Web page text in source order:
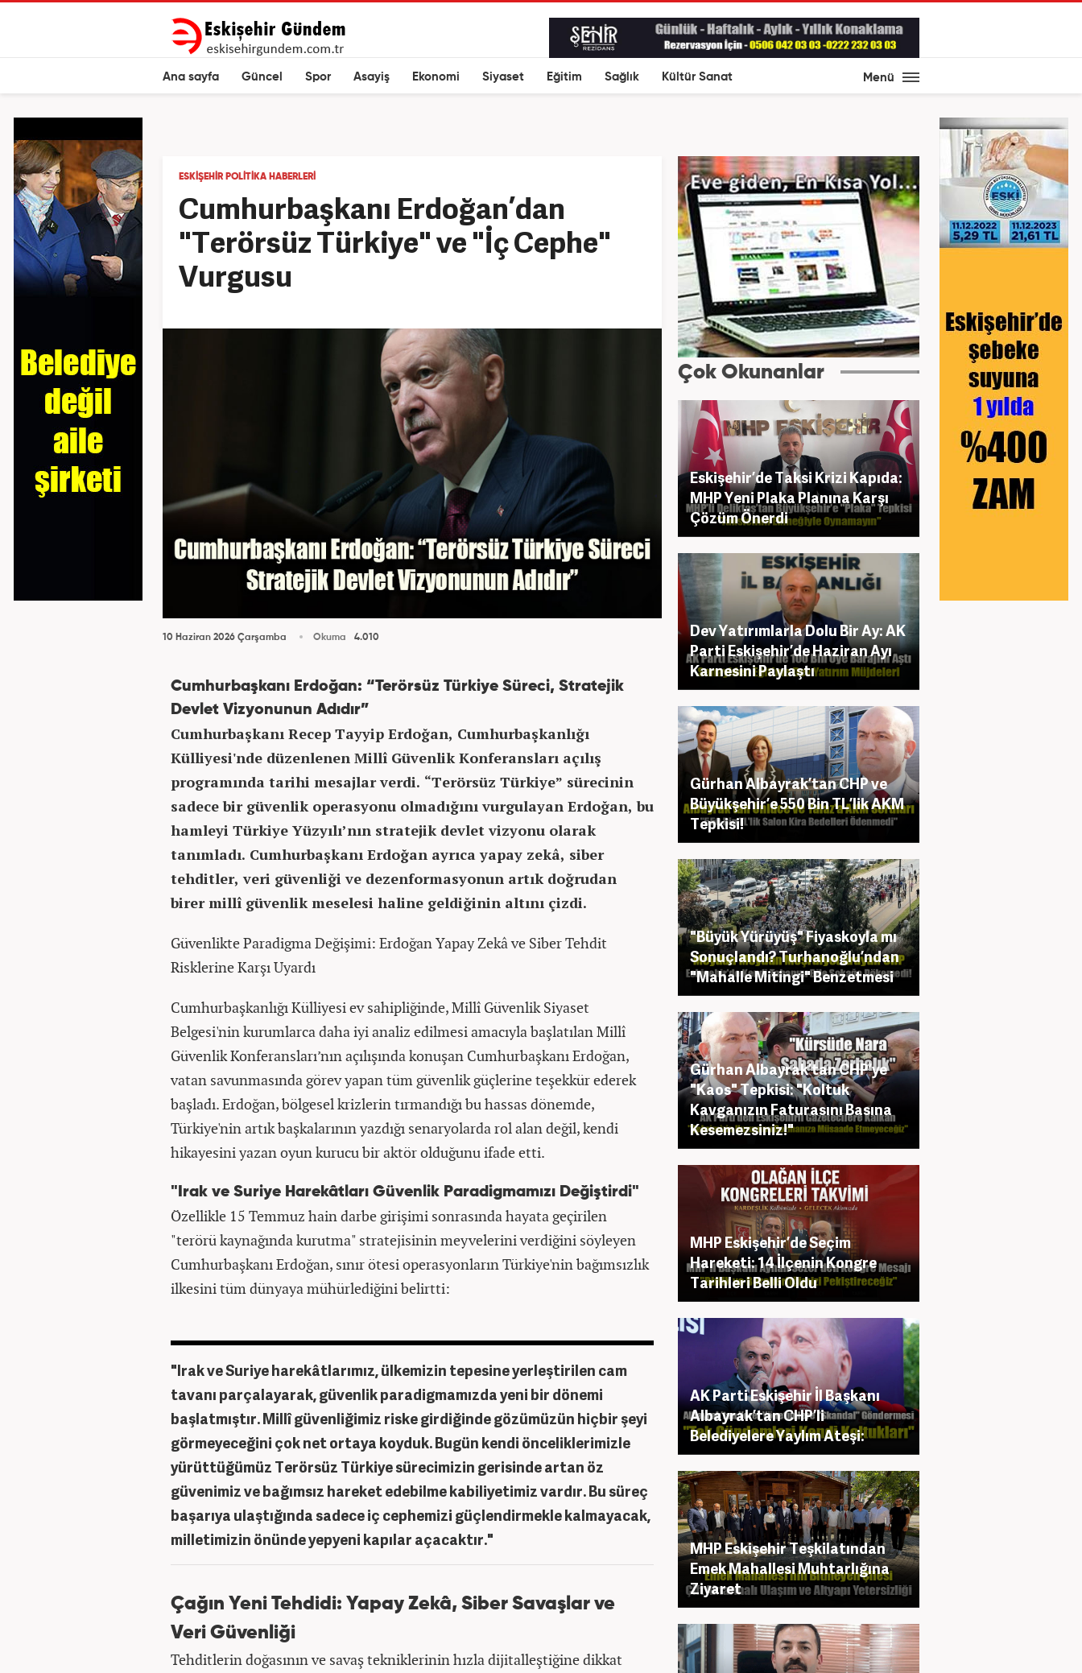
Ana sayfa Güncel Spor Asayiş Ekonomi Siyaset Eğitim Sağlık Kültür Sanat Menü
ESKIŞEHIR POLITIKA HABERLERI
Cumhurbaşkanı Erdoğan’dan
"Terörsüz Türkiye" ve "İç Cephe"
Vurgusu
10 Haziran 2026 Çarşamba Okuma 4.010
Cumhurbaşkanı Erdoğan: “Terörsüz Türkiye Süreci, Stratejik
Devlet Vizyonunun Adıdır”
Cumhurbaşkanı Recep Tayyip Erdoğan, Cumhurbaşkanlığı
Külliyesi'nde düzenlenen Millî Güvenlik Konferansları açılış
programında tarihi mesajlar verdi. “Terörsüz Türkiye” sürecinin
sadece bir güvenlik operasyonu olmadığını vurgulayan Erdoğan, bu
hamleyi Türkiye Yüzyılı’nın stratejik devlet vizyonu olarak
tanımladı. Cumhurbaşkanı Erdoğan ayrıca yapay zekâ, siber
tehditler, veri güvenliği ve dezenformasyonun artık doğrudan
birer millî güvenlik meselesi haline geldiğinin altını çizdi.
Güvenlikte Paradigma Değişimi: Erdoğan Yapay Zekâ ve Siber Tehdit
Risklerine Karşı Uyardı
Cumhurbaşkanlığı Külliyesi ev sahipliğinde, Millî Güvenlik Siyaset
Belgesi'nin kurumlarca daha iyi analiz edilmesi amacıyla başlatılan Millî
Güvenlik Konferansları’nın açılışında konuşan Cumhurbaşkanı Erdoğan,
vatan savunmasında görev yapan tüm güvenlik güçlerine teşekkür ederek
başladı. Erdoğan, bölgesel krizlerin tırmandığı bu hassas dönemde,
Türkiye'nin artık başkalarının yazdığı senaryolarda rol alan değil, kendi
hikayesini yazan oyun kurucu bir aktör olduğunu ifade etti.
"Irak ve Suriye Harekâtları Güvenlik Paradigmamızı Değiştirdi"
Özellikle 15 Temmuz hain darbe girişimi sonrasında hayata geçirilen
"terörü kaynağında kurutma" stratejisinin meyvelerini verdiğini söyleyen
Cumhurbaşkanı Erdoğan, sınır ötesi operasyonların Türkiye'nin bağımsızlık
ilkesini tüm dünyaya mühürlediğini belirtti:
"Irak ve Suriye harekâtlarımız, ülkemizin tepesine yerleştirilen cam
tavanı parçalayarak, güvenlik paradigmamızda yeni bir dönemi
başlatmıştır. Millî güvenliğimiz riske girdiğinde gözümüzün hiçbir şeyi
görmeyeceğini çok net ortaya koyduk. Bugün kendi önceliklerimizle
yürüttüğümüz Terörsüz Türkiye sürecimizin gerisinde artan öz
güvenimiz ve bağımsız hareket edebilme kabiliyetimiz vardır. Bu süreç
başarıya ulaştığında sadece iç cephemizi güçlendirmekle kalmayacak,
milletimizin önünde yepyeni kapılar açacaktır."
Çağın Yeni Tehdidi: Yapay Zekâ, Siber Savaşlar ve
Veri Güvenliği
Tehditlerin doğasının ve savaş tekniklerinin hızla dijitalleştiğine dikkat
Çok Okunanlar
Eskişehir’de Taksi Krizi Kapıda:
MHP Yeni Plaka Planına Karşı
Çözüm Önerdi
Dev Yatırımlarla Dolu Bir Ay: AK
Parti Eskişehir’de Haziran Ayı
Karnesini Paylaştı
Gürhan Albayrak’tan CHP ve
Büyükşehir’e 550 Bin TL’lik AKM
Tepkisi!
"Büyük Yürüyüş" Fiyaskoyla mı
Sonuçlandı? Turhanoğlu’ndan
"Mahalle Mitingi" Benzetmesi
Gürhan Albayrak’tan CHP’ye
"Kaos" Tepkisi: "Koltuk
Kavganızın Faturasını Basına
Kesemezsiniz!"
MHP Eskişehir’de Seçim
Hareketi: 14 İlçenin Kongre
Tarihleri Belli Oldu
AK Parti Eskişehir İl Başkanı
Albayrak’tan CHP’li
Belediyelere Yaylım Ateşi:
MHP Eskişehir Teşkilatından
Emek Mahallesi Muhtarlığına
Ziyaret